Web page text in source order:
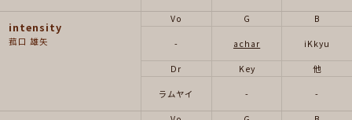
intensity
菰口 雄矢
Vo
-
G
achar
B
iKkyu
Dr
ラムヤイ
Key
-
他
-